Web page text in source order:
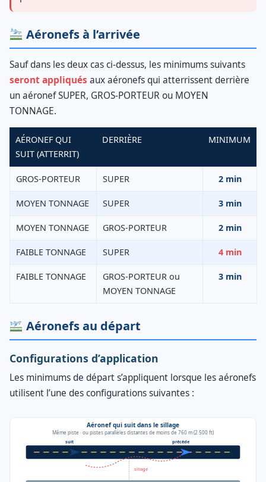
Aéronefs à l’arrivée
Sauf dans les deux cas ci-dessus, les minimums suivants
seront appliqués aux aéronefs qui atterrissent derrière
un aéronef SUPER, GROS-PORTEUR ou MOYEN
TONNAGE.
AÉRONEF QUI
SUIT (ATTERRIT)
DERRIÈRE MINIMUM
GROS-PORTEUR SUPER 2 min
MOYEN TONNAGE SUPER 3 min
MOYEN TONNAGE GROS-PORTEUR 2 min
FAIBLE TONNAGE SUPER 4 min
FAIBLE TONNAGE
GROS-PORTEUR ou
MOYEN TONNAGE
3 min
Aéronefs au départ
Configurations d’application
Les minimums de départ s’appliquent lorsque les aéronefs
utilisent l’une des configurations suivantes :
Aéronef qui suit dans le sillage
Même piste · ou pistes parallèles distantes de moins de 760 m (2 500 ft)
précède
suit
sillage